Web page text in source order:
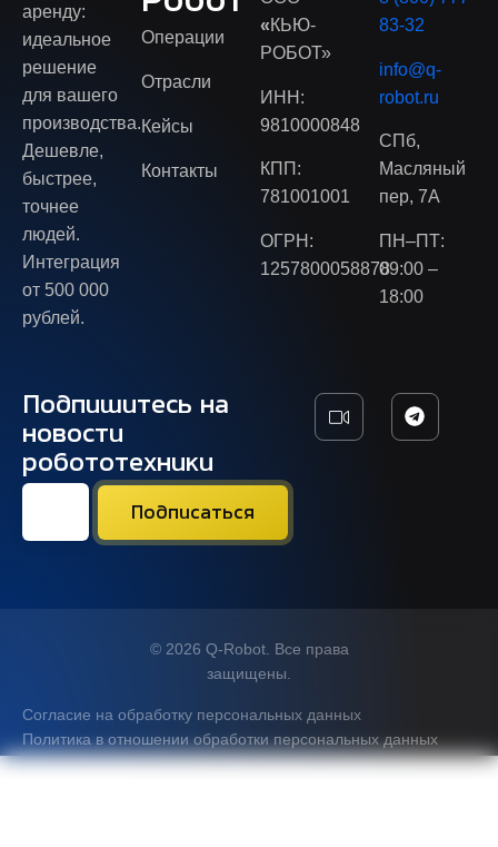
аренду:
идеальное
решение
для вашего
производства.
Дешевле,
быстрее,
точнее
людей.
Интеграция
от 500 000
рублей.
Операции
Отрасли
Кейсы
Контакты
«КЬЮ-
РОБОТ»
ИНН:
9810000848
КПП:
781001001
ОГРН:
1257800058878
83-32
info@q-
robot.ru
СПб,
Масляный
пер, 7А
ПН–ПТ:
09:00 –
18:00
Подпишитесь на
новости
робототехники
© 2026 Q-Robot. Все права
защищены.
Согласие на обработку персональных данных
Политика в отношении обработки персональных данных